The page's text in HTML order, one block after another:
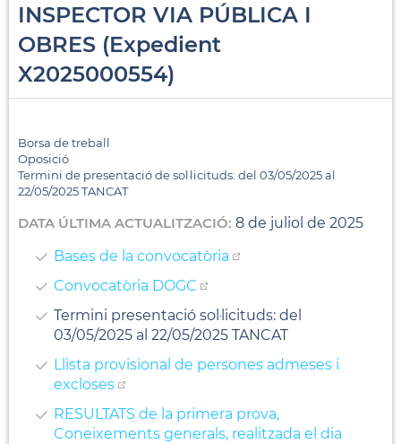
INSPECTOR VIA PÚBLICA I
OBRES (Expedient
X2025000554)
Borsa de treball
Oposició
Termini de presentació de sol·licituds: del 03/05/2025 al
22/05/2025 TANCAT
DATA ÚLTIMA ACTUALITZACIÓ: 8 de juliol de 2025
Bases de la convocatòria
Convocatòria DOGC
Termini presentació sol·licituds: del
03/05/2025 al 22/05/2025 TANCAT
Llista provisional de persones admeses i
excloses
RESULTATS de la primera prova,
Coneixements generals, realitzada el dia